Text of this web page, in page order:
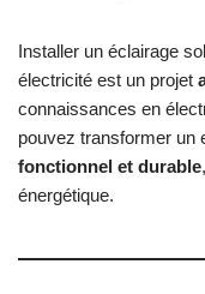
Installer un éclairage
électricité est un projet
connaissances en
pouvez transformer un
fonctionnel et durable
énergétique.